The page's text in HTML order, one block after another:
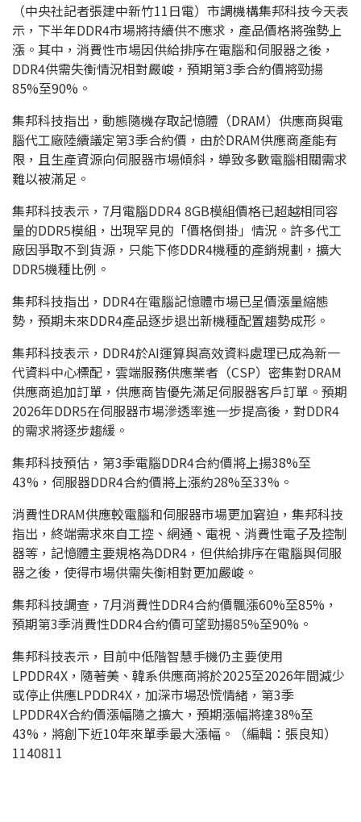
（中央社記者張建中新竹11日電）市調機構集邦科技今天表
示，下半年DDR4市場將持續供不應求，產品價格將強勢上
漲。其中，消費性市場因供給排序在電腦和伺服器之後，
DDR4供需失衡情況相對嚴峻，預期第3季合約價將勁揚
85%至90%。
集邦科技指出，動態隨機存取記憶體（DRAM）供應商與電
腦代工廠陸續議定第3季合約價，由於DRAM供應商產能有
限，且生產資源向伺服器市場傾斜，導致多數電腦相關需求
難以被滿足。
集邦科技表示，7月電腦DDR4 8GB模組價格已超越相同容
量的DDR5模組，出現罕見的「價格倒掛」情況。許多代工
廠因爭取不到貨源，只能下修DDR4機種的產銷規劃，擴大
DDR5機種比例。
集邦科技指出，DDR4在電腦記憶體市場已呈價漲量縮態
勢，預期未來DDR4產品逐步退出新機種配置趨勢成形。
集邦科技表示，DDR4於AI運算與高效資料處理已成為新一
代資料中心標配，雲端服務供應業者（CSP）密集對DRAM
供應商追加訂單，供應商皆優先滿足伺服器客戶訂單。預期
2026年DDR5在伺服器市場滲透率進一步提高後，對DDR4
的需求將逐步趨緩。
集邦科技預估，第3季電腦DDR4合約價將上揚38%至
43%，伺服器DDR4合約價將上漲約28%至33%。
消費性DRAM供應較電腦和伺服器市場更加窘迫，集邦科技
指出，終端需求來自工控、網通、電視、消費性電子及控制
器等，記憶體主要規格為DDR4，但供給排序在電腦與伺服
器之後，使得市場供需失衡相對更加嚴峻。
集邦科技調查，7月消費性DDR4合約價飄漲60%至85%，
預期第3季消費性DDR4合約價可望勁揚85%至90%。
集邦科技表示，目前中低階智慧手機仍主要使用
LPDDR4X，隨著美、韓系供應商將於2025至2026年間減少
或停止供應LPDDR4X，加深市場恐慌情緒，第3季
LPDDR4X合約價漲幅隨之擴大，預期漲幅將達38%至
43%，將創下近10年來單季最大漲幅。（編輯：張良知）
1140811